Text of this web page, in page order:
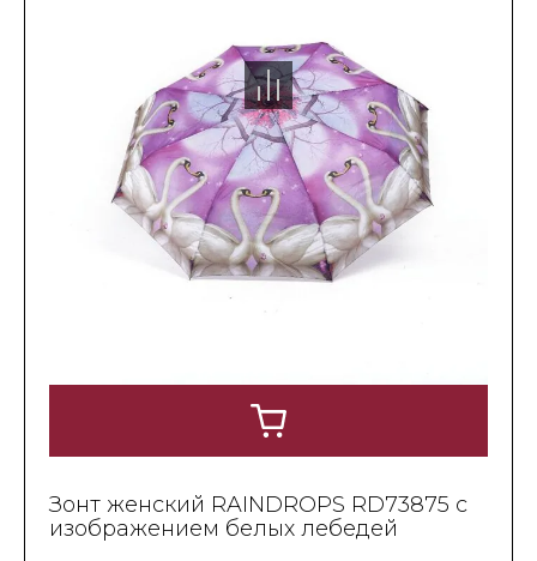
Зонт женский RAINDROPS RD73875 с
изображением белых лебедей